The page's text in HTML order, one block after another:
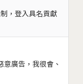
，登入具名貢獻
廣告，我很會、